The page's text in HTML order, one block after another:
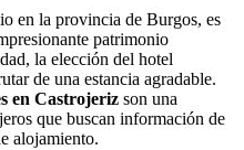
en la provincia de Burgos, es
patrimonio
la elección del hotel
de una estancia agradable.
en Castrojeriz son una
que buscan información de
alojamiento.